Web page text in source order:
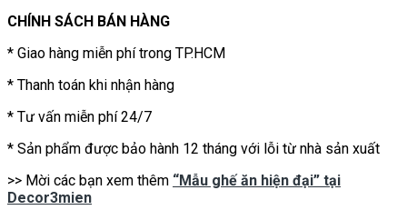
CHÍNH SÁCH BÁN HÀNG
* Giao hàng miễn phí trong TP.HCM
* Thanh toán khi nhận hàng
* Tư vấn miễn phí 24/7
* Sản phẩm được bảo hành 12 tháng với lỗi từ nhà sản xuất
>> Mời các bạn xem thêm “Mẫu ghế ăn hiện đại” tại
Decor3mien